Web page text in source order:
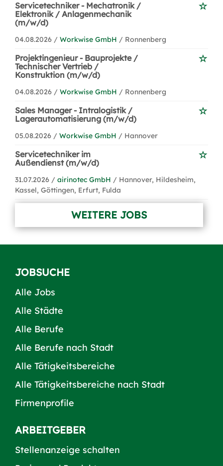
Servicetechniker - Mechatronik /
Elektronik / Anlagenmechanik
(m/w/d)
04.08.2026 / Workwise GmbH / Ronnenberg
Projektingenieur - Bauprojekte /
Technischer Vertrieb /
Konstruktion (m/w/d)
04.08.2026 / Workwise GmbH / Ronnenberg
Sales Manager - Intralogistik /
Lagerautomatisierung (m/w/d)
05.08.2026 / Workwise GmbH / Hannover
Servicetechniker im
Außendienst (m/w/d)
31.07.2026 / airinotec GmbH / Hannover, Hildesheim,
Kassel, Göttingen, Erfurt, Fulda
WEITERE JOBS
JOBSUCHE
Alle Jobs
Alle Städte
Alle Berufe
Alle Berufe nach Stadt
Alle Tätigkeitsbereiche
Alle Tätigkeitsbereiche nach Stadt
Firmenprofile
ARBEITGEBER
Stellenanzeige schalten